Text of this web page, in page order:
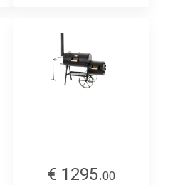
€ 1295.00